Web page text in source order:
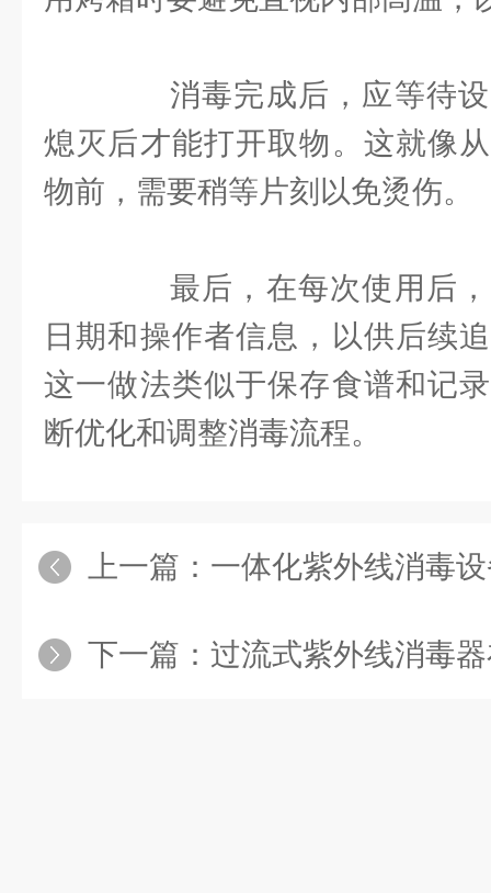
消毒完成后，应等待设
熄灭后才能打开取物。这就像
物前，需要稍等片刻以免烫伤。
最后，在每次使用后，
日期和操作者信息，以供后续
这一做法类似于保存食谱和记
断优化和调整消毒流程。
上一篇： 一体化紫外线消毒设备在家
下一篇： 过流式紫外线消毒器在